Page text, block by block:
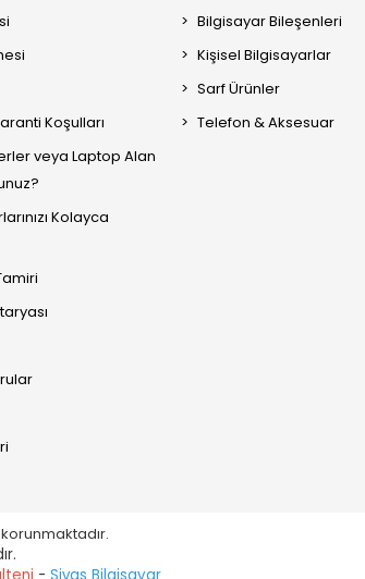
Koşulları
veya Laptop Alan
Kolayca
Bilgisayar Bileşenleri
Kişisel Bilgisayarlar
Sarf Ürünler
Telefon & Aksesuar